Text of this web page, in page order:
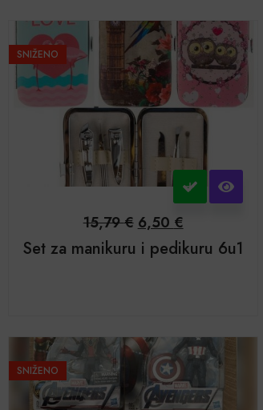
SNIŽENO
15,79€ 6,50 €
Set za manikuru i pedikuru 6u1
SNIŽENO